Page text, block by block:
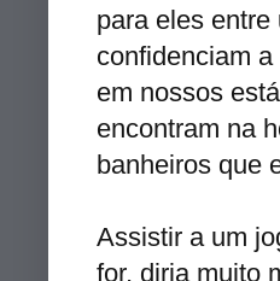
para eles
confidenciam
em nossos
encontram na
banheiros que
Assistir a um
for, diria muito